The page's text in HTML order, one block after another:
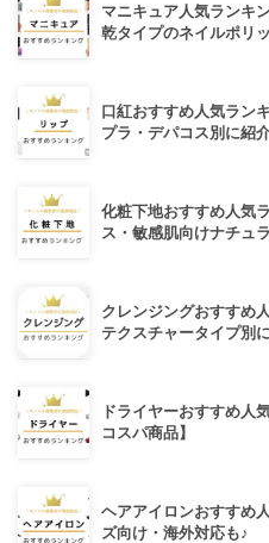
マニキュア人気ランキ
乾タイプのネイルポリ
口紅おすすめ人気ラン
プラ・デパコス別に紹介
化粧下地おすすめ人気
ス・敏感肌向けナチュ
クレンジングおすすめ
テクスチャータイプ別
ドライヤーおすすめ人
コスパ商品】
ヘアアイロンおすすめ
ズ向け・海外対応も♪